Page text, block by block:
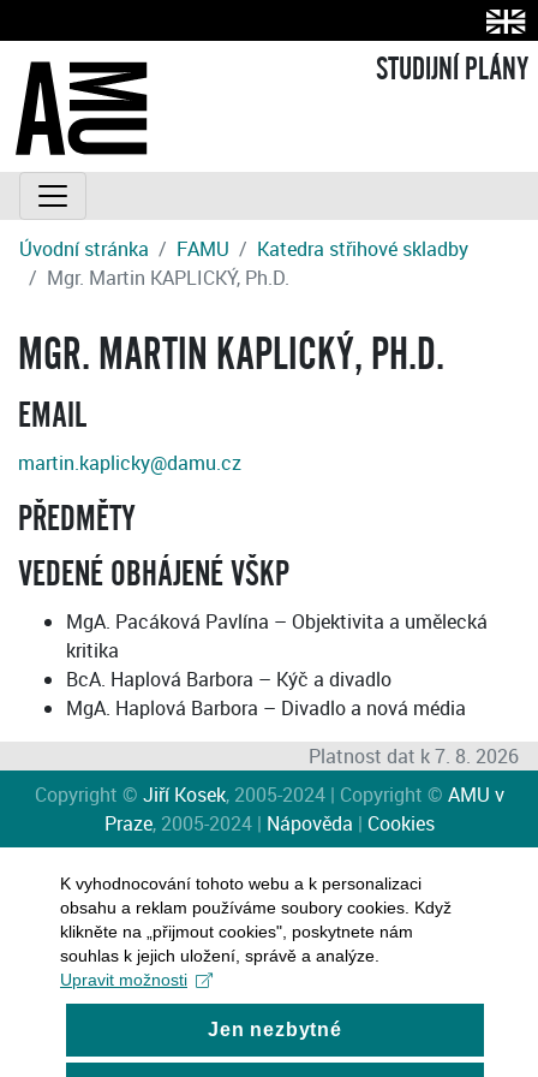
STUDIJNÍ PLÁNY
Úvodní stránka FAMU
Katedra střihové skladby
Mgr. Martin KAPLICKÝ, Ph.D.
MGR. MARTIN KAPLICKÝ, PH.D.
EMAIL
martin.kaplicky@damu.cz
PŘEDMĚTY
VEDENÉ OBHÁJENÉ VŠKP
MgA. Pacáková Pavlína – Objektivita a umělecká
kritika
BcA. Haplová Barbora – Kýč a divadlo
MgA. Haplová Barbora – Divadlo a nová média
Platnost dat k 7. 8. 2026
Copyright © Jiří Kosek, 2005-2024 | Copyright © AMU v
Praze, 2005-2024 | Nápověda | Cookies
K vyhodnocování tohoto webu a k personalizaci
obsahu a reklam používáme soubory cookies. Když
klikněte na „přijmout cookies", poskytnete nám
souhlas k jejich uložení, správě a analýze.
Upravit možnosti
Jen nezbytné